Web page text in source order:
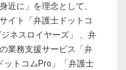
近に」を理念として、
イト「弁護士ドットコ
ネスロイヤーズ」 、弁
業務支援サービス「弁
ットコムPro」「弁護士